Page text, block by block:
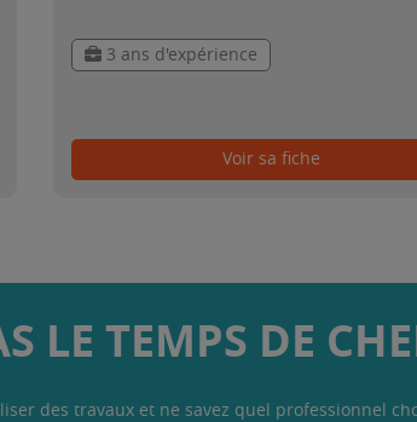
3 ans d'expérience
Voir sa fiche
LE TEMPS DE
des travaux et ne savez quel professionnel